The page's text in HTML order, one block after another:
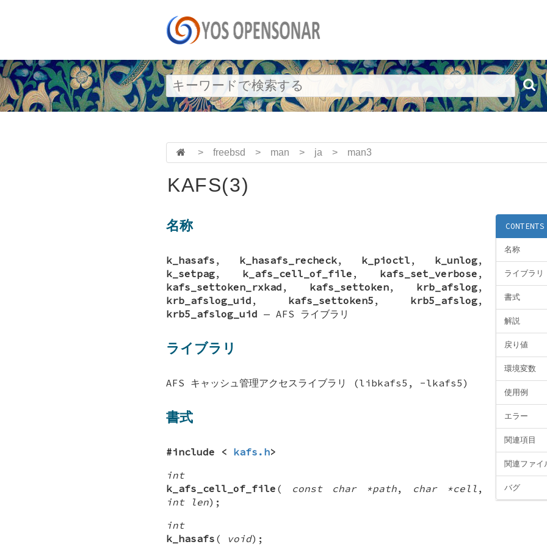
> freebsd > man > ja > man3
KAFS(3)
CONTENTS
名称
ライブラリ
書式
解説
戻り値
環境変数
使用例
エラー
関連項目
関連ファイ
バグ
名称
k_hasafs , k_hasafs_recheck, k_pioctl , k_unlog,
k_setpag, k_afs_cell_of_file , kafs_set_verbose ,
kafs_settoken_rxkad , kafs_settoken, krb_afslog,
krb_afslog_uid , kafs_settoken5 , krb5_afslog,
krb5_afslog_uid — AFS ライブラリ
ライブラリ
AFS キャッシュ管理アクセスライブラリ (libkafs5, -lkafs5)
書式
#include < kafs.h>
int
k_afs_cell_of_file ( const char *path, char *cell ,
int len);
int
k_hasafs ( void);